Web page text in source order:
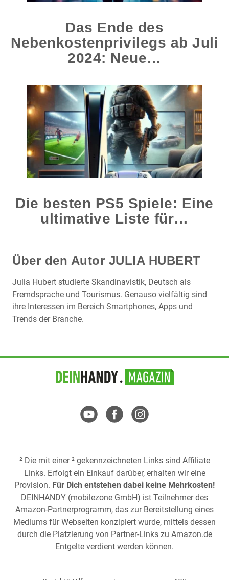
Das Ende des
Nebenkostenprivilegs ab Juli
2024: Neue…
Die besten PS5 Spiele: Eine
ultimative Liste für…
Über den Autor JULIA HUBERT
Julia Hubert studierte Skandinavistik, Deutsch als
Fremdsprache und Tourismus. Genauso vielfältig sind
ihre Interessen im Bereich Smartphones, Apps und
Trends der Branche.
² Die mit einer ² gekennzeichneten Links sind Affiliate
Links. Erfolgt ein Einkauf darüber, erhalten wir eine
Provision. Für Dich entstehen dabei keine Mehrkosten!
DEINHANDY (mobilezone GmbH) ist Teilnehmer des
Amazon-Partnerprogramm, das zur Bereitstellung eines
Mediums für Webseiten konzipiert wurde, mittels dessen
durch die Platzierung von Partner-Links zu Amazon.de
Entgelte verdient werden können.